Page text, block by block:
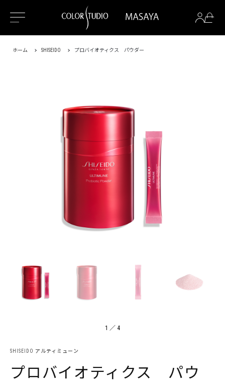
ホーム SHISEIDO プロバイオティクス パウダー
1 ／ 4
SHISEIDO アルティミューン
プロバイオティクス パウ